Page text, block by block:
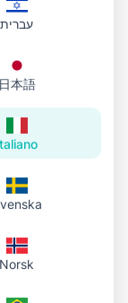
per prodotti,
עברית
日本語
Norsk